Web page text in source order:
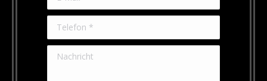
Telefon *
Nachricht